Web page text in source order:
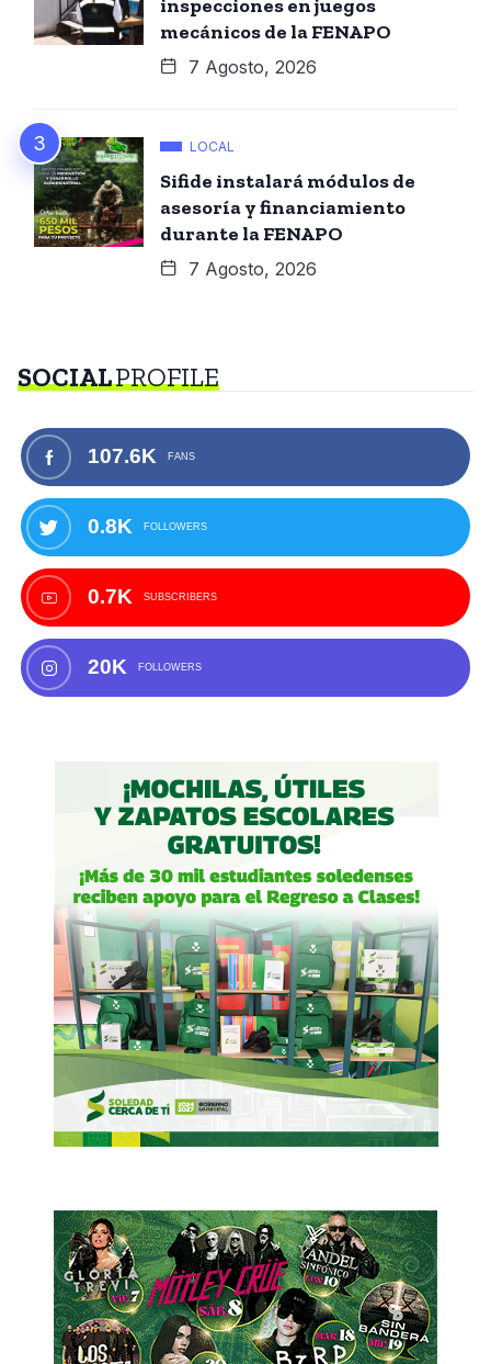
inspecciones en juegos
mecánicos de la FENAPO
7 Agosto, 2026
LOCAL
Sifide instalará módulos de
asesoría y financiamiento
durante la FENAPO
7 Agosto, 2026
SOCIALPROFILE
107.6K FANS
0.8K FOLLOWERS
0.7K SUBSCRIBERS
20K FOLLOWERS